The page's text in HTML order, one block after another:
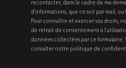
recontacter, dans le cadre de ma
d’informations, que ce soit par mail,
Pour connaître et exercer vos droits,
de retrait de consentement à
données collectées par ce formulaire.
consulter notre politique de